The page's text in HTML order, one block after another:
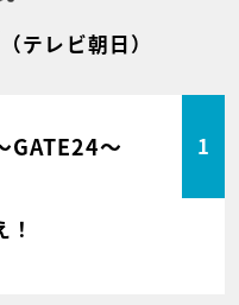
（テレビ朝日）
GATE24～ 1